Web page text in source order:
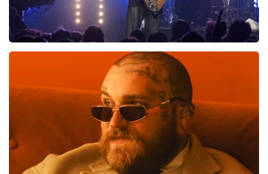
laatste 30 minuten
BESTEL NU